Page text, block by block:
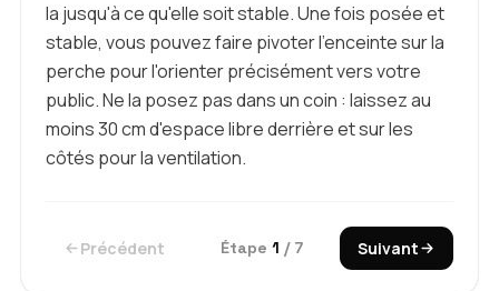
la jusqu'à ce qu'elle soit stable. Une fois posée et
stable, vous pouvez faire pivoter l'enceinte sur la
perche pour l'orienter précisément vers votre
public. Ne la posez pas dans un coin : laissez au
moins 30 cm d'espace libre derrière et sur les
côtés pour la ventilation.
Précédent Étape 1 / 7 Suivant